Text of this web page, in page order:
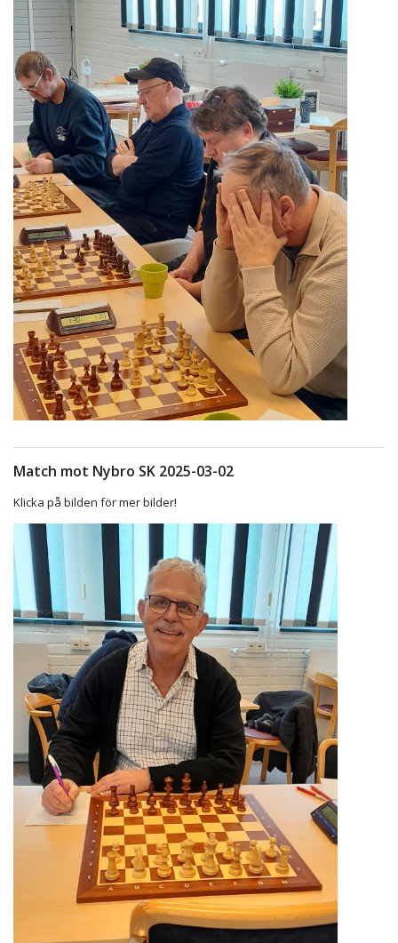
Match mot Nybro SK 2025-03-02
Klicka på bilden för mer bilder!